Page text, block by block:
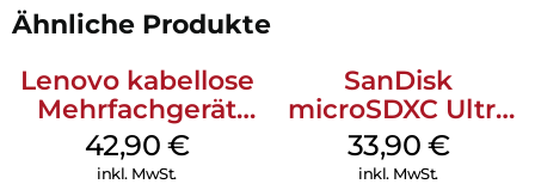
Ähnliche Produkte
Lenovo kabellose
Mehrfachgerät
Luna Grey
42,90 €
inkl. MwSt.
SanDisk
microSDXC Ultra
128 GB + Adapter
Mobile
33,90 €
inkl. MwSt.